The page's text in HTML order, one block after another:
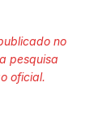
no
pesquisa
oficial.